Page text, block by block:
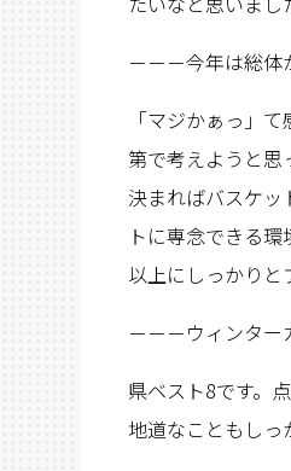
－－－今年は総体
「マジかぁっ」
第で考えようと思
決まればバスケ
トに専念できる
以上にしっかりと
－－－ウィンター
県ベスト8です。
地道なこともしっ